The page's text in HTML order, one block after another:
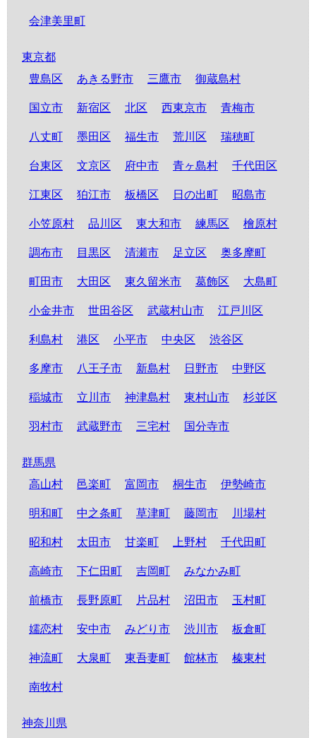
会津美里町
東京都
豊島区
あきる野市 三鷹市 御蔵島村
国立市 新宿区 北区 西東京市 青梅市
八丈町 墨田区 福生市 荒川区 瑞穂町
台東区 文京区 府中市 青ヶ島村 千代田区
江東区 狛江市 板橋区 日の出町 昭島市
小笠原村 品川区 東大和市 練馬区 檜原村
調布市 目黒区 清瀬市 足立区 奥多摩町
町田市 大田区 東久留米市 葛飾区 大島町
小金井市 世田谷区 武蔵村山市 江戸川区
利島村 港区 小平市 中央区 渋谷区
多摩市 八王子市 新島村 日野市 中野区
稲城市 立川市 神津島村 東村山市 杉並区
羽村市 武蔵野市 三宅村 国分寺市
群馬県
高山村
邑楽町 富岡市 桐生市 伊勢崎市
明和町 中之条町 草津町 藤岡市 川場村
昭和村 太田市 甘楽町 上野村 千代田町
高崎市 下仁田町 吉岡町 みなかみ町
前橋市 長野原町 片品村 沼田市 玉村町
嬬恋村 安中市 みどり市 渋川市 板倉町
神流町 大泉町 東吾妻町 館林市 榛東村
南牧村
神奈川県